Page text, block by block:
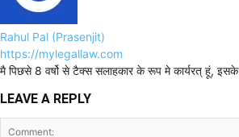
Rahul Pal (Prasenjit)
https://mylegallaw.com
मै पिछसे 8 वर्षो से टैक्स सलाहकार के रूप मे कार्यरत् हूं,
LEAVE A REPLY